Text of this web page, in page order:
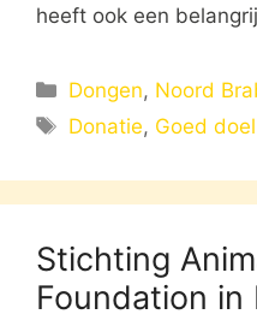
heeft ook een
Categorieën
Dongen, Noord
Tags
Donatie, Goed doel
Stichting
Foundation in